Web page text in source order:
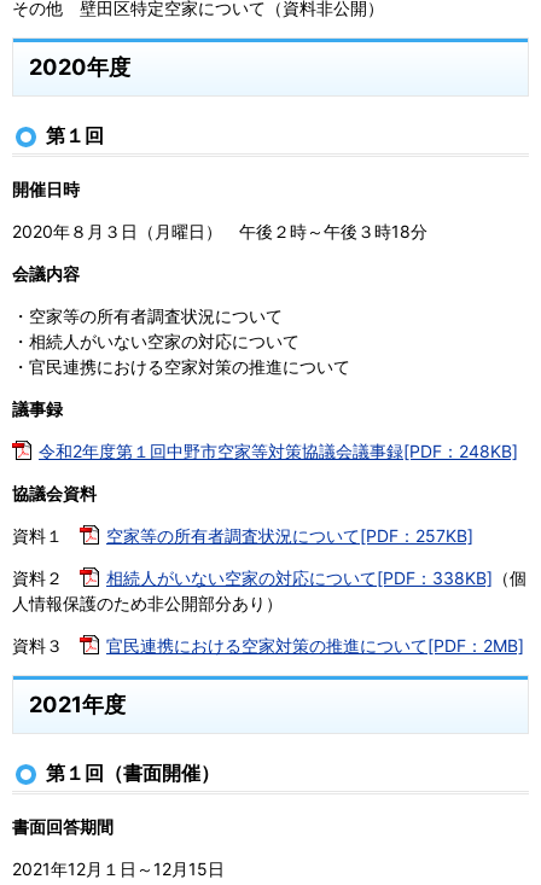
その他 壁田区特定空家について（資料非公開）
2020年度
第１回
開催日時
2020年８月３日（月曜日） 午後２時～午後３時18分
会議内容
・空家等の所有者調査状況について
・相続人がいない空家の対応について
・官民連携における空家対策の推進について
議事録
令和2年度第１回中野市空家等対策協議会議事録[PDF：248KB]
協議会資料
資料１ 空家等の所有者調査状況について[PDF：257KB]
資料２ 相続人がいない空家の対応について[PDF：338KB] （個
人情報保護のため非公開部分あり）
資料３ 官民連携における空家対策の推進について[PDF：2MB]
2021年度
第１回（書面開催）
書面回答期間
2021年12月１日～12月15日